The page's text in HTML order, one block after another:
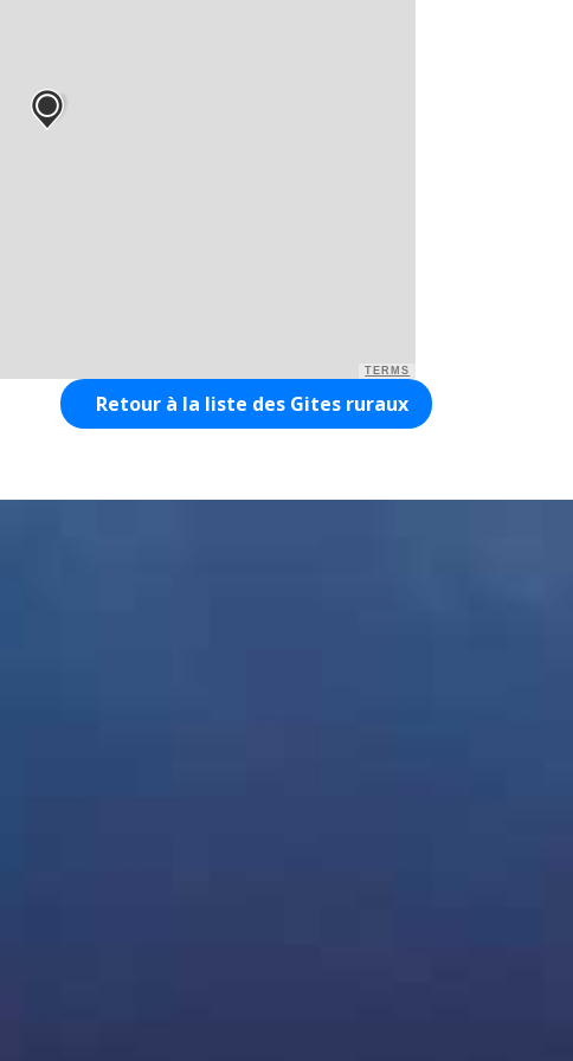
TERMS
Retour à la liste des Gites ruraux